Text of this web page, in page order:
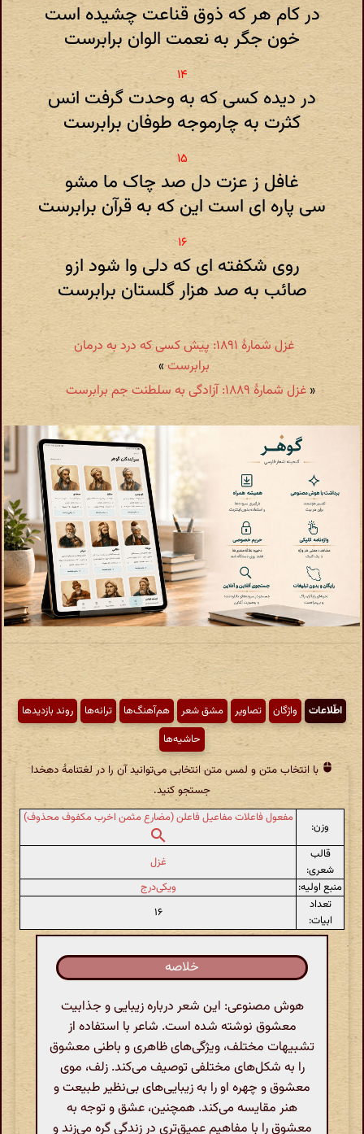
در کام هر که ذوق قناعت چشیده است
خون جگر به نعمت الوان برابرست
در دیده کسی که به وحدت گرفت انس
کثرت به چارموجه طوفان برابرست
غافل ز عزت دل صد چاک ما مشو
سی پاره ای است این که به قرآن برابرست
روی شکفته ای که دلی وا شود ازو
صائب به صد هزار گلستان برابرست
غزل شمارهٔ ۱۸۹۱: پیش کسی که درد به درمان
برابرست»
« غزل شمارهٔ ۱۸۸۹: آزادگی به سلطنت جم برابرست
اطّلاعات واژگان تصاویر مشق شعر هم‌آهنگ‌ها ترانه‌ها
روند بازدیدها
حاشیه‌ها
با انتخاب متن و لمس متن انتخابی می‌توانید آن را در لغتنامهٔ دهخدا
جستجو کنید.
وزن:
مفعول فاعلات مفاعیل فاعلن (مضارع مثمن اخرب مکفوف محذوف)
قالب
شعری:
غزل
منبع اولیه:
ویکی‌درج
تعداد
ابیات:
۱۶
خلاصه
هوش مصنوعی: این شعر درباره زیبایی و جذابیت
معشوق نوشته شده است. شاعر با استفاده از
تشبیهات مختلف، ویژگی‌های ظاهری و باطنی معشوق
را به شکل‌های مختلفی توصیف می‌کند. زلف، موی
معشوق و چهره او را به زیبایی‌های بی‌نظیر طبیعت و
هنر مقایسه می‌کند. همچنین، عشق و توجه به
معشوق را با مفاهیم عمیق‌تری در زندگی گره می‌زند و